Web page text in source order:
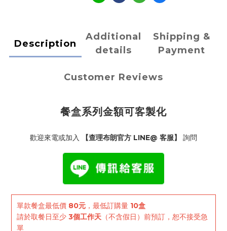
Description
Additional
details
Shipping &
Payment
Customer Reviews
餐盒系列金額可客製化
歡迎來電或加入 【查理布朗官方 LINE@ 客服】 詢問
單款餐盒最低價 80元 ，最低訂購量 10盒
請於取餐日至少 3個工作天 （不含假日）前預訂，恕不接受急
單